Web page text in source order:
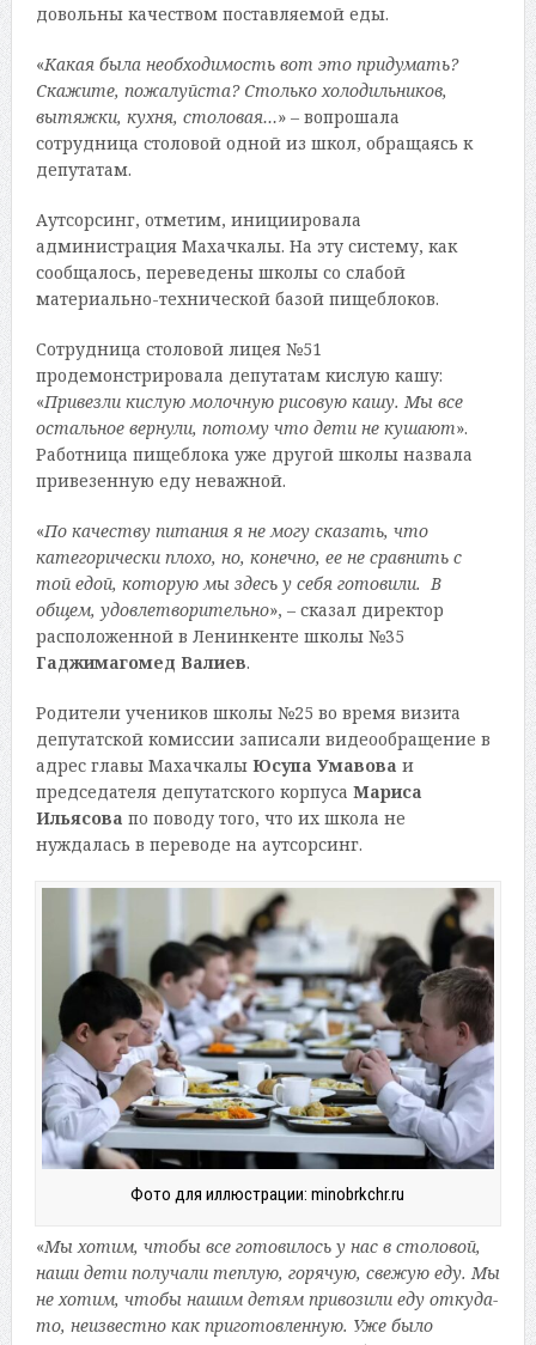
довольны качеством поставляемой еды.
«Какая была необходимость вот это придумать?
Скажите, пожалуйста? Столько холодильников,
вытяжки, кухня, столовая…» – вопрошала
сотрудница столовой одной из школ, обращаясь к
депутатам.
Аутсорсинг, отметим, инициировала
администрация Махачкалы. На эту систему, как
сообщалось, переведены школы со слабой
материально-технической базой пищеблоков.
Сотрудница столовой лицея №51
продемонстрировала депутатам кислую кашу:
«Привезли кислую молочную рисовую кашу. Мы все
остальное вернули, потому что дети не кушают».
Работница пищеблока уже другой школы назвала
привезенную еду неважной.
«По качеству питания я не могу сказать, что
категорически плохо, но, конечно, ее не сравнить с
той едой, которую мы здесь у себя готовили. В
общем, удовлетворительно», – сказал директор
расположенной в Ленинкенте школы №35
Гаджимагомед Валиев.
Родители учеников школы №25 во время визита
депутатской комиссии записали видеообращение в
адрес главы Махачкалы Юсупа Умавова и
председателя депутатского корпуса Мариса
Ильясова по поводу того, что их школа не
нуждалась в переводе на аутсорсинг.
Фото для иллюстрации: minobrkchr.ru
«Мы хотим, чтобы все готовилось у нас в столовой,
наши дети получали теплую, горячую, свежую еду. Мы
не хотим, чтобы нашим детям привозили еду откуда-
то, неизвестно как приготовленную. Уже было